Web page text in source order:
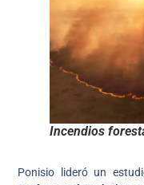
Incendios
Ponisio lideró un